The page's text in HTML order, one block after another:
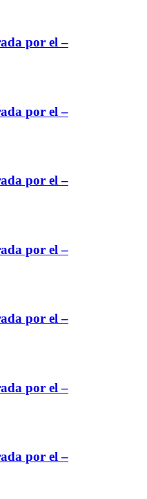
por el –
por el –
por el –
por el –
por el –
por el –
por el –